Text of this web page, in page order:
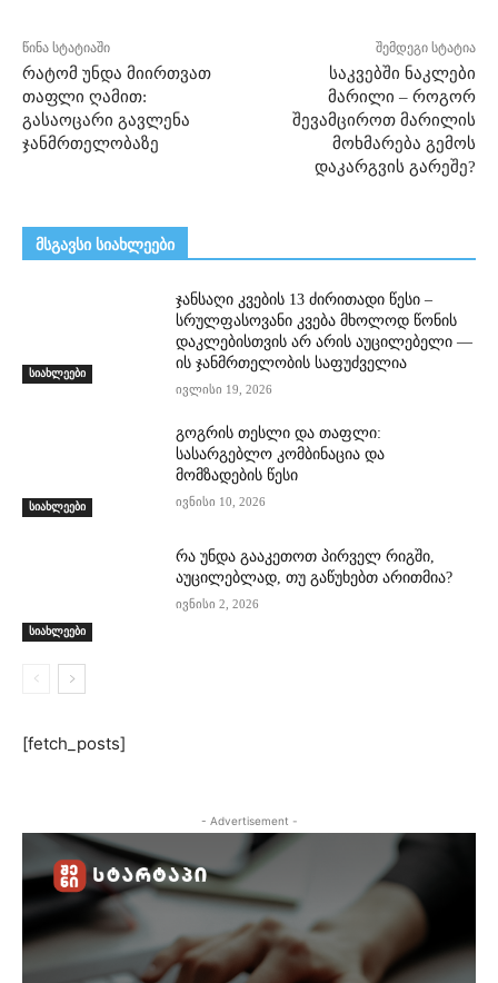
წინა სტატიაში
რატომ უნდა მიირთვათ
თაფლი ღამით:
გასაოცარი გავლენა
ჯანმრთელობაზე
შემდეგი სტატია
საკვებში ნაკლები
მარილი – როგორ
შევამციროთ მარილის
მოხმარება გემოს
დაკარგვის გარეშე?
მსგავსი სიახლეები
სიახლეები
ჯანსაღი კვების 13 ძირითადი წესი –
სრულფასოვანი კვება მხოლოდ წონის
დაკლებისთვის არ არის აუცილებელი —
ის ჯანმრთელობის საფუძველია
ივლისი 19, 2026
სიახლეები
გოგრის თესლი და თაფლი:
სასარგებლო კომბინაცია და
მომზადების წესი
ივნისი 10, 2026
სიახლეები
რა უნდა გააკეთოთ პირველ რიგში,
აუცილებლად, თუ გაწუხებთ არითმია?
ივნისი 2, 2026
[fetch_posts]
- Advertisement -